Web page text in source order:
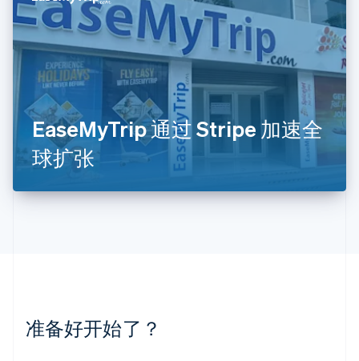
EaseMyTrip 通过 Stripe 加速全
球扩张
准备好开始了？
English
列支敦士登
DeutschEnglish
卢森堡
FrançaisDeutschEnglish
罗马尼亚
English
马尔他
English
马来西亚
English
美国
日本
日本語English